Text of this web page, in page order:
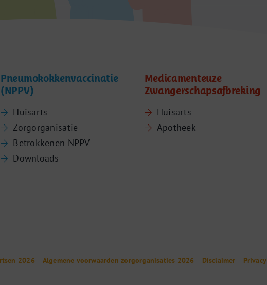
Pneumokokkenvaccinatie
(NPPV)
Huisarts
Zorgorganisatie
Betrokkenen NPPV
Downloads
Medicamenteuze
Zwangerschapsafbreking
Huisarts
Apotheek
2026 Algemene voorwaarden zorgorganisaties 2026 Disclaimer Privacy